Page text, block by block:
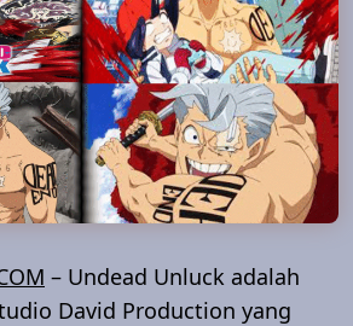
– Undead Unluck adalah
David Production yang